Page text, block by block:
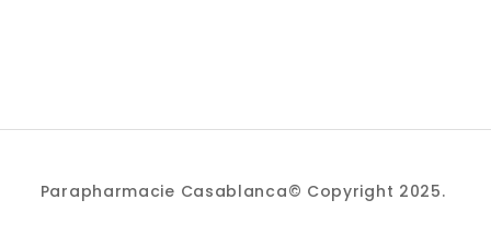
Parapharmacie Casablanca© Copyright 2025.